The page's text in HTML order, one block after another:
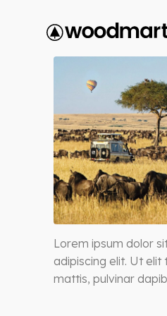
Lorem ipsum dolor
adipiscing elit. Ut elit
mattis, pulvinar